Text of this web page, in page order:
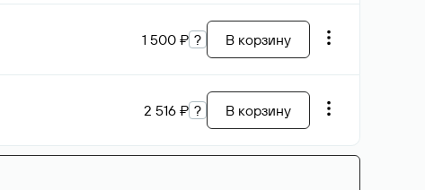
1 500 ₽ ? В корзину
2 516 ₽ ? В корзину